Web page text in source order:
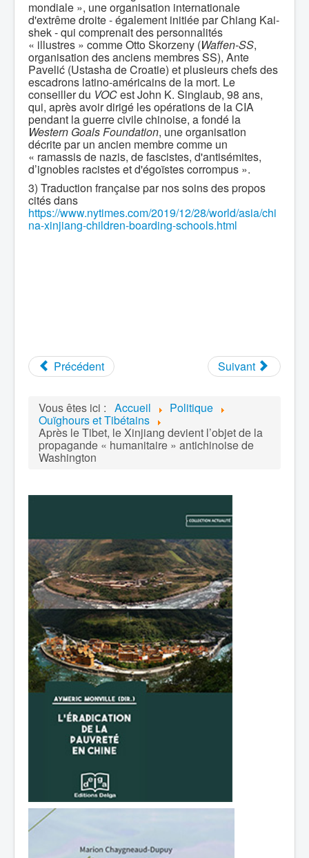
mondiale », une organisation internationale
d'extrême droite - également initiée par Chiang Kai-
shek - qui comprenait des personnalités
« illustres » comme Otto Skorzeny (Waffen-SS,
organisation des anciens membres SS), Ante
Pavelić (Ustasha de Croatie) et plusieurs chefs des
escadrons latino-américains de la mort. Le
conseiller du VOCest John K. Singlaub, 98 ans,
qui, après avoir dirigé les opérations de la CIA
pendant la guerre civile chinoise, a fondé la
Western Goals Foundation, une organisation
décrite par un ancien membre comme un
« ramassis de nazis, de fascistes, d'antisémites,
d’ignobles racistes et d'égoïstes corrompus ».
3) Traduction française par nos soins des propos
cités dans
https://www.nytimes.com/2019/12/28/world/asia/chi
na-xinjiang-children-boarding-schools.html
Précédent Suivant
Vous êtes ici : Accueil Politique
Ouïghours et Tibétains
Après le Tibet, le Xinjiang devient l’objet de la
propagande « humanitaire » antichinoise de
Washington